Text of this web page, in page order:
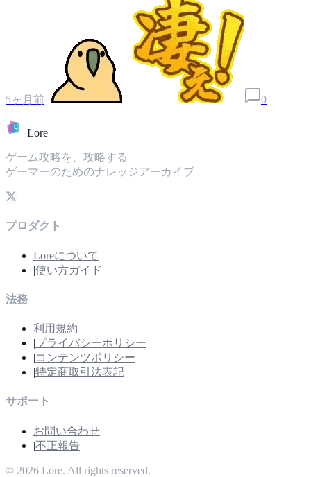
5ヶ月前 0
L
Lore
ゲーム攻略を、攻略する
ゲーマーのためのナレッジアーカイブ
プロダクト
Loreについて
|使い方ガイド
法務
利用規約
|プライバシーポリシー
|コンテンツポリシー
|特定商取引法表記
サポート
お問い合わせ
|不正報告
© 2026 Lore. All rights reserved.